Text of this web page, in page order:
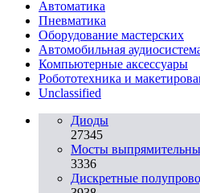
Автоматика
Пневматика
Оборудование мастерских
Автомобильная
Компьютерные аксессуары
Робототехника и
Unclassified
Диоды
27345
Мосты
3336
Дискретные